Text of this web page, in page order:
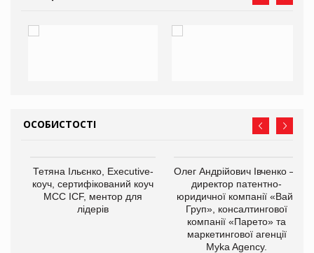
ОСОБИСТОСТІ
Тетяна Ільєнко, Executive-
коуч, сертифікований коуч
МСС ICF, ментор для
лідерів
Олег Андрійович Івченко —
директор патентно-
юридичної компанії «Вайз
Груп», консалтингової
компанії «Парето» та
маркетингової агенції
Myka Agency.